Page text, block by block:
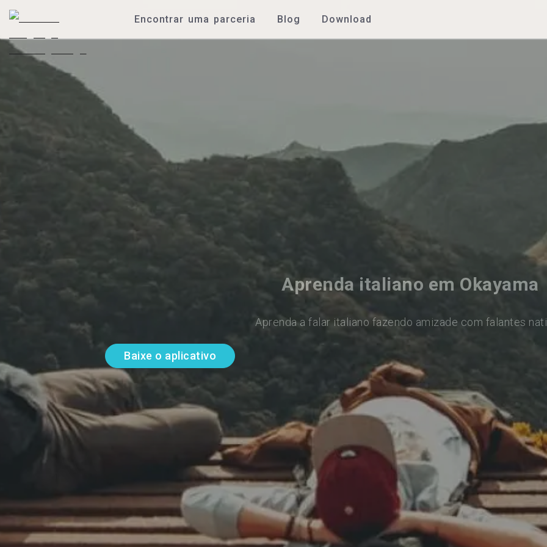
Encontrar uma parceria Blog Download
Aprenda italiano em Okayama
Aprenda a falar italiano fazendo amizade com falantes
Baixe o aplicativo